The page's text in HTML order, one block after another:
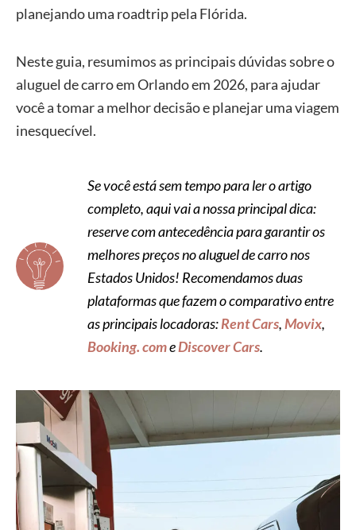
planejando uma roadtrip pela Flórida.
Neste guia, resumimos as principais dúvidas sobre o
aluguel de carro em Orlando em 2026, para ajudar
você a tomar a melhor decisão e planejar uma viagem
inesquecível.
Se você está sem tempo para ler o artigo
completo, aqui vai a nossa principal dica:
reserve com antecedência para garantir os
melhores preços no aluguel de carro nos
Estados Unidos! Recomendamos duas
plataformas que fazem o comparativo entre
as principais locadoras:Rent Cars,Movix,
Booking. comeDiscover Cars.